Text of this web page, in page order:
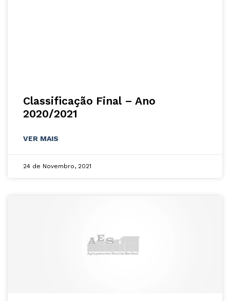
Classificação Final – Ano
2020/2021
VER MAIS
24 de Novembro, 2021